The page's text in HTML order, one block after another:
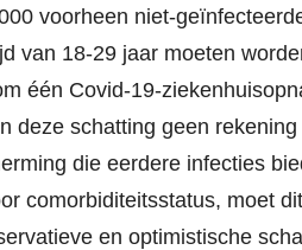
voorheen niet-
van 18-29 jaar moeten
één Covid-19-
deze schatting geen
die eerdere infecties
comorbiditeitsstatus, moet
en optimistische